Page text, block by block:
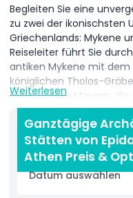
Begleiten Sie eine
zu zwei der ikonischsten
Griechenlands: Mykene
Reiseleiter führt Sie
antiken Mykene mit
königlichen Tholos-
kyklopischen Mauern,
Bronzezeit schützten.
die argolische
entdecken das
Wandern Sie durch die
bevor Sie das
betreten, das für seine
Weiterlesen
Ganztägige
Stätten von
Athen Preis &
Datum auswählen